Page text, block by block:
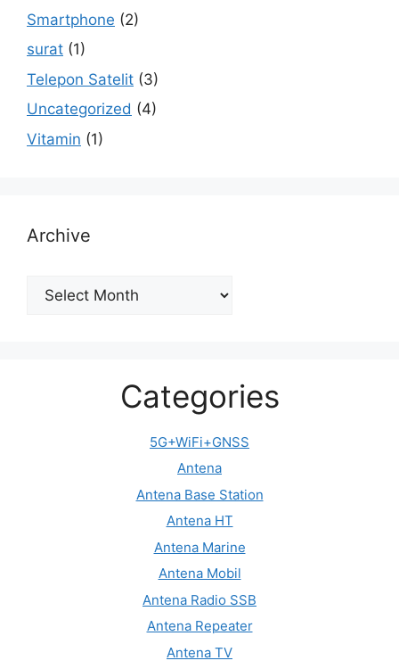
Smartphone (2)
surat (1)
Telepon Satelit (3)
Uncategorized (4)
Vitamin (1)
Archive
Archive
Categories
5G+WiFi+GNSS
Antena
Antena Base Station
Antena HT
Antena Marine
Antena Mobil
Antena Radio SSB
Antena Repeater
Antena TV